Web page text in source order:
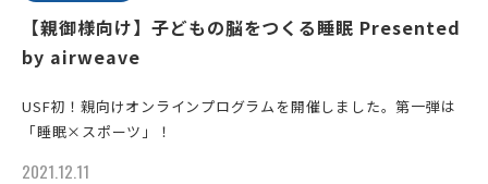
【親御様向け】子どもの脳をつくる睡眠 Presented
by airweave
USF初！親向けオンラインプログラムを開催しました。第一弾は
「睡眠×スポーツ」！
2021.12.11